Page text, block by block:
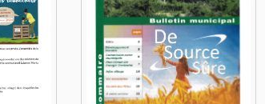
PERSONNEL MUNICIPAL
LES COMMISSIONS
CONTACT HORAIRES